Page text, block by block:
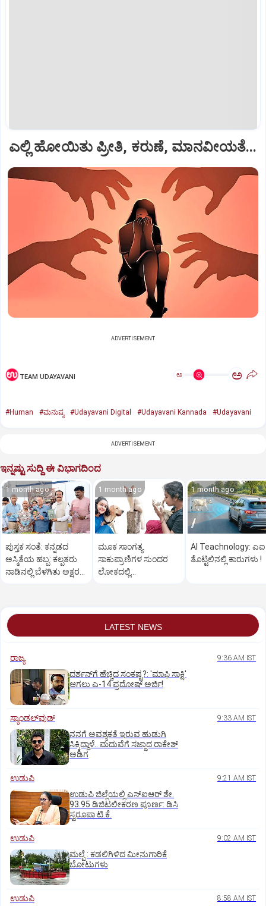
ಎಲ್ಲಿ ಹೋಯಿತು ಪ್ರೀತಿ, ಕರುಣೆ, ಮಾನವೀಯತೆ...
ADVERTISEMENT
TEAM UDAYAVANI ಅ ಅ
#Human #ಮನುಷ್ಯ #Udayavani Digital #Udayavani Kannada #Udayavani
ADVERTISEMENT
ಇನ್ನಷ್ಟು ಸುದ್ದಿ ಈ ವಿಭಾಗದಿಂದ
1 month ago
ಪುಸ್ತಕ ಸಂತೆ: ಕನ್ನಡದ
ಅಸ್ಮಿತೆಯ ಹಬ್ಬ: ಕಲ್ಪತರು
ನಾಡಿನಲ್ಲಿ ಬೆಳಗಿತು ಅಕ್ಷರದ
1 month ago
ಮೂಕ ಸಾಂಗತ್ಯ
ಸಾಕುಪ್ರಾಣಿಗಳ ಸುಂದರ
ಲೋಕದಲ್ಲಿ...
1 month ago
AI Teachnology: ಎಐ
ತೊಟ್ಟಿಲಿನಲ್ಲಿ ಕಾರುಗಳು !
LATEST NEWS
ರಾಜ್ಯ 9:36 AM IST
ದರ್ಶನ್‌ಗೆ ಹೆಚ್ಚಿದ ಸಂಕಷ್ಟ?: 'ಮಾಫಿ ಸಾಕ್ಷಿ'
ಆಗಲು ಎ-14 ಪ್ರದೋಷ್ ಅರ್ಜಿ!
ಸ್ಯಾಂಡಲ್‌ವುಡ್‌ 9:33 AM IST
ನನಗೆ ಅವಶ್ಯಕತೆ ಇರುವ ಹುಡುಗಿ
ಸಿಕ್ಕಿದ್ದಾಳೆ.. ಮದುವೆಗೆ ಸಜ್ಜಾದ ರಾಕೇಶ್
ಅಡಿಗ
ಉಡುಪಿ 9:21 AM IST
ಉಡುಪಿ ಜಿಲ್ಲೆಯಲ್ಲಿ ಎಸ್‌ಐಆರ್‌ ಶೇ.
93.95 ಡಿಜಿಟಲೀಕರಣ ಪೂರ್ಣ: ಡಿಸಿ
ಸ್ವರೂಪಾ ಟಿ.ಕೆ.
ಉಡುಪಿ 9:02 AM IST
ಮಲ್ಪೆ : ಕಡಲಿಗಿಳಿದ ಮೀನುಗಾರಿಕೆ
ಬೋಟುಗಳು
ಉಡುಪಿ 8:58 AM IST